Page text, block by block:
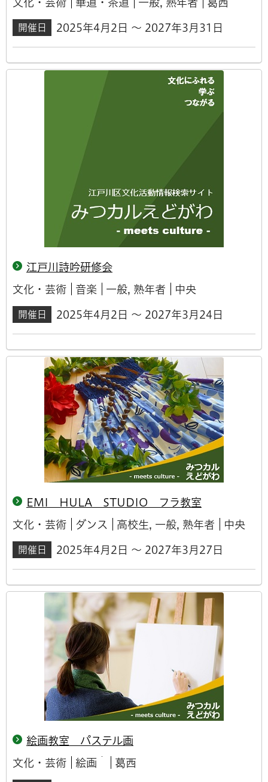
文化・芸術 華道・茶道 一般, 熟年者 葛西
開催日 2025年4月2日 ～ 2027年3月31日
江戸川詩吟研修会
文化・芸術 音楽 一般, 熟年者 中央
開催日 2025年4月2日 ～ 2027年3月24日
EMI HULA STUDIO フラ教室
文化・芸術 ダンス 高校生, 一般, 熟年者 中央
開催日 2025年4月2日 ～ 2027年3月27日
絵画教室 パステル画
文化・芸術 絵画 葛西